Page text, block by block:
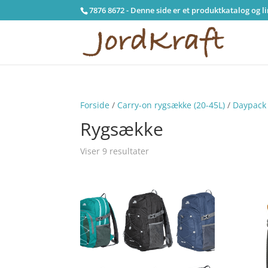
7876 8672 - Denne side er et produktkatalog
Forside / Carry-on rygsække (20-45L) /
Rygsække
Viser 9 resultater